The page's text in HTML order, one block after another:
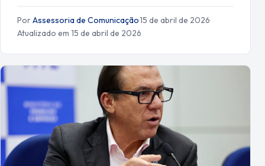
PorAssessoria de Comunicação·15 de abril de 2026·
Atualizado em 15 de abril de 2026